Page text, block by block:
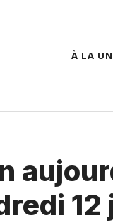
À LA